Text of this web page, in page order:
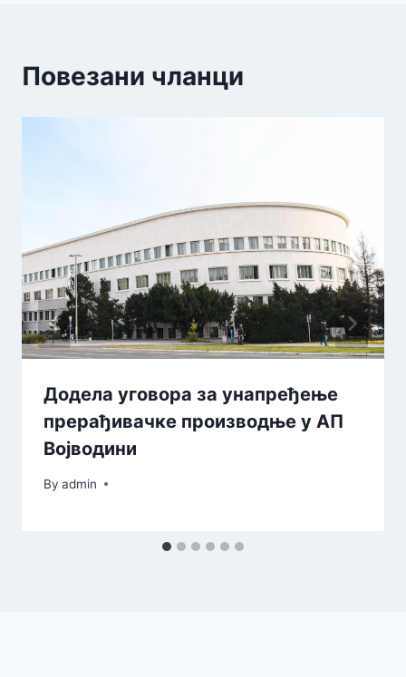
Повезани чланци
Додела уговора за унапређење
прерађивачке производње у АП
Војводини
By admin